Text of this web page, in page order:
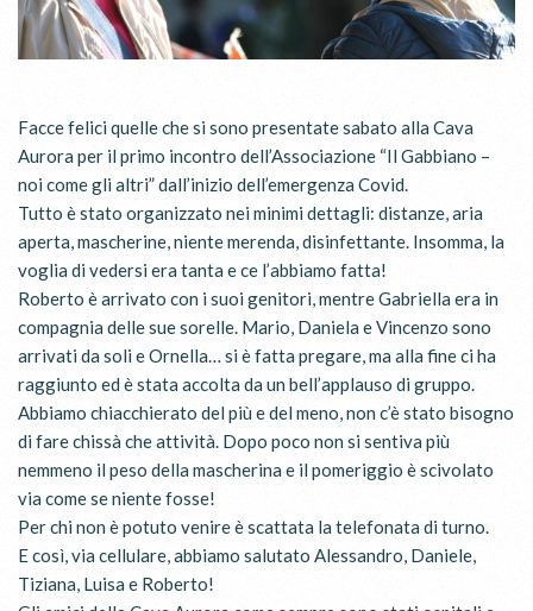
Facce felici quelle che si sono presentate sabato alla Cava
Aurora per il primo incontro dell’Associazione “Il Gabbiano –
noi come gli altri” dall’inizio dell’emergenza Covid.
Tutto è stato organizzato nei minimi dettagli: distanze, aria
aperta, mascherine, niente merenda, disinfettante. Insomma, la
voglia di vedersi era tanta e ce l’abbiamo fatta!
Roberto è arrivato con i suoi genitori, mentre Gabriella era in
compagnia delle sue sorelle. Mario, Daniela e Vincenzo sono
arrivati da soli e Ornella… si è fatta pregare, ma alla fine ci ha
raggiunto ed è stata accolta da un bell’applauso di gruppo.
Abbiamo chiacchierato del più e del meno, non c’è stato bisogno
di fare chissà che attività. Dopo poco non si sentiva più
nemmeno il peso della mascherina e il pomeriggio è scivolato
via come se niente fosse!
Per chi non è potuto venire è scattata la telefonata di turno.
E così, via cellulare, abbiamo salutato Alessandro, Daniele,
Tiziana, Luisa e Roberto!